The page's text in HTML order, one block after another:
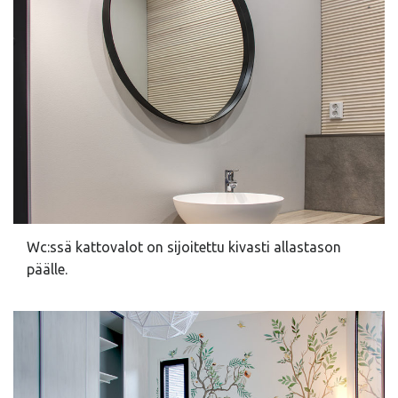
Wc:ssä kattovalot on sijoitettu kivasti allastason
päälle.